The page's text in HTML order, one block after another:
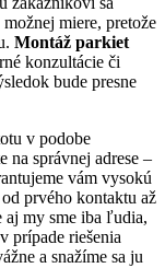
miere, pretože
Montáž parkiet
konzultácie či
bude presne
v podobe
na správnej adrese –
vám vysokú
prvého kontaktu až
aj my sme iba ľudia,
prípade riešenia
a snažíme sa ju